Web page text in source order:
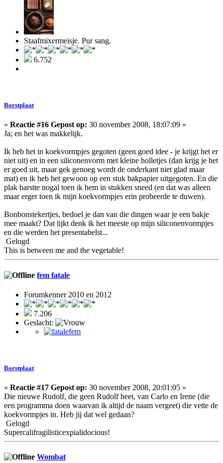
Staafmixermeisje. Pur sang.
6.752
Borstplaat
« Reactie #16 Gepost op: 30 november 2008, 18:07:09 »
Ja; en het was makkelijk.
Ik heb het in koekvormpjes gegoten (geen goed idee - je krijgt het er
niet uit) en in een siliconenvorm met kleine holletjes (dan krijg je het
er goed uit, maar gek genoeg wordt de onderkant niet glad maar
mat) en ik heb het gewoon op een stuk bakpapier uitgegoten. En die
plak barstte nogal toen ik hem in stukken sneed (en dat was alleen
maar erger toen ik mijn koekvormpjes erin probeerde te duwen).
Bonbonstekertjes, bedoel je dan van die dingen waar je een bakje
mee maakt? Dat lijkt denk ik het meeste op mijn siliconenvormpjes
en die werden het presentabelst...
Gelogd
This is between me and the vegetable!
fem fatale
Forumkenner 2010 en 2012
7.206
Geslacht:
Borstplaat
« Reactie #17 Gepost op: 30 november 2008, 20:01:05 »
Die nieuwe Rudolf, die geen Rudolf heet, van Carlo en Irene (die
een programma doen waarvan ik altijd de naam vergeet) die vette de
koekvormpjes in. Heb jij dat wel gedaan?
Gelogd
Supercalifragilisticexpialidocious!
Wombat